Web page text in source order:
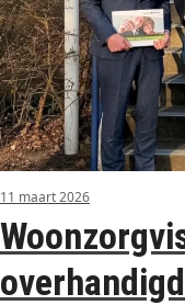
11 maart 2026